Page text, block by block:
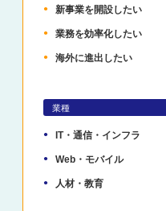
新事業を開設したい
業務を効率化したい
海外に進出したい
業種
IT・通信・インフラ
Web・モバイル
人材・教育